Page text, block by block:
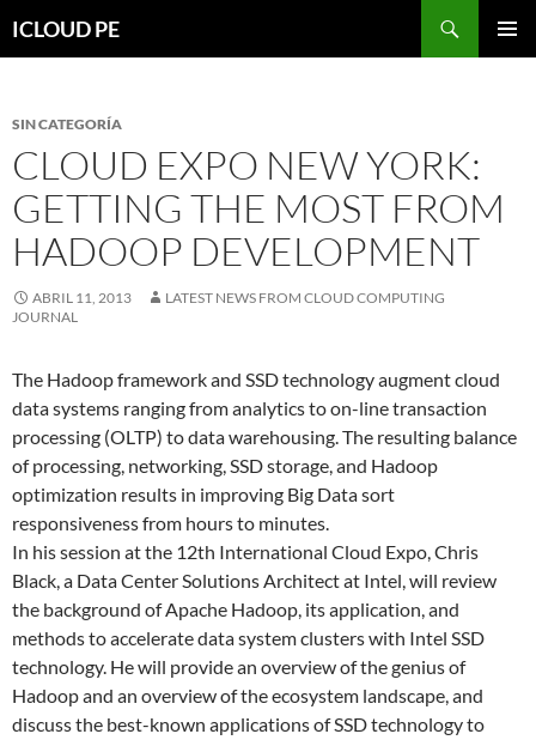
hacia
ICLOUD PE
SIN CATEGORÍA
CLOUD EXPO NEW YORK:
GETTING THE MOST FROM
HADOOP DEVELOPMENT
ABRIL 11, 2013
LATEST NEWS FROM CLOUD COMPUTING
JOURNAL
The Hadoop framework and SSD technology augment cloud
data systems ranging from analytics to on-line transaction
processing (OLTP) to data warehousing. The resulting balance
of processing, networking, SSD storage, and Hadoop
optimization results in improving Big Data sort
responsiveness from hours to minutes.
In his session at the 12th International Cloud Expo, Chris
Black, a Data Center Solutions Architect at Intel, will review
the background of Apache Hadoop, its application, and
methods to accelerate data system clusters with Intel SSD
technology. He will provide an overview of the genius of
Hadoop and an overview of the ecosystem landscape, and
discuss the best-known applications of SSD technology to